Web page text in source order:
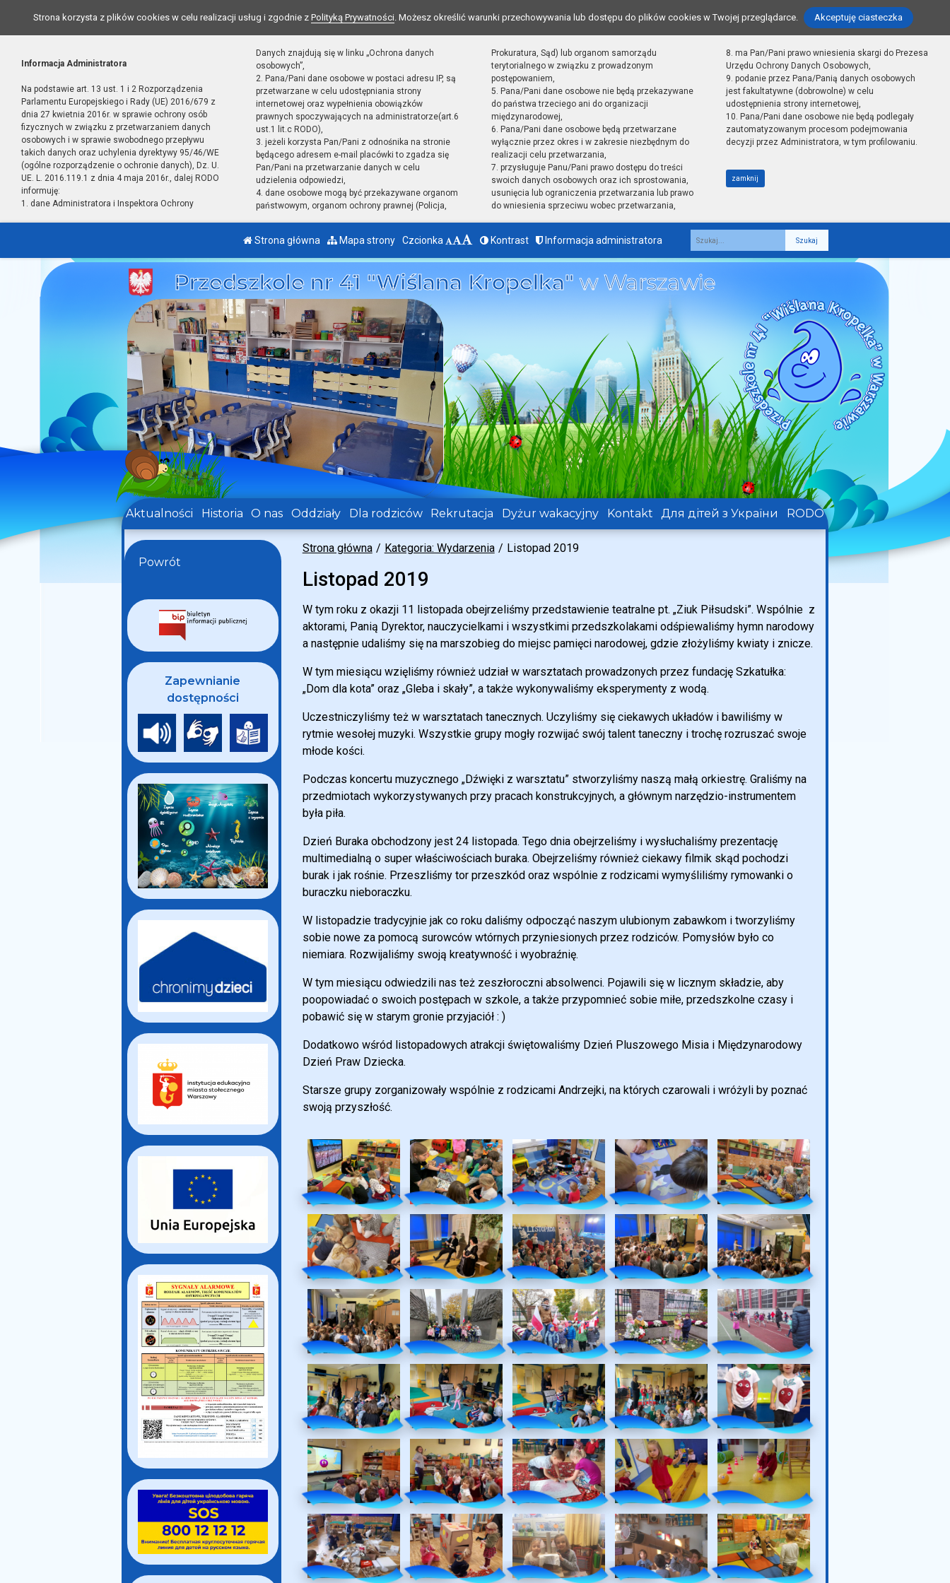
Strona korzysta z plików cookies w celu realizacji usług i zgodnie z Polityką Prywatności. Możesz określić warunki przechowywania lub dostępu do plików cookies w Twojej przeglądarce. Akceptuję ciasteczka
Informacja Administratora
Na podstawie art. 13 ust. 1 i 2 Rozporządzenia
Parlamentu Europejskiego i Rady (UE) 2016/679 z
dnia 27 kwietnia 2016r. w sprawie ochrony osób
fizycznych w związku z przetwarzaniem danych
osobowych i w sprawie swobodnego przepływu
takich danych oraz uchylenia dyrektywy 95/46/WE
(ogólne rozporządzenie o ochronie danych), Dz. U.
UE. L. 2016.119.1 z dnia 4 maja 2016r., dalej RODO
informuję:
1. dane Administratora i Inspektora Ochrony
Danych znajdują się w linku „Ochrona danych
osobowych”,
2. Pana/Pani dane osobowe w postaci adresu IP, są
przetwarzane w celu udostępniania strony
internetowej oraz wypełnienia obowiązków
prawnych spoczywających na administratorze(art.6
ust.1 lit.c RODO),
3. jeżeli korzysta Pan/Pani z odnośnika na stronie
będącego adresem e-mail placówki to zgadza się
Pan/Pani na przetwarzanie danych w celu
udzielenia odpowiedzi,
4. dane osobowe mogą być przekazywane organom
państwowym, organom ochrony prawnej (Policja,
Prokuratura, Sąd) lub organom samorządu
terytorialnego w związku z prowadzonym
postępowaniem,
5. Pana/Pani dane osobowe nie będą przekazywane
do państwa trzeciego ani do organizacji
międzynarodowej,
6. Pana/Pani dane osobowe będą przetwarzane
wyłącznie przez okres i w zakresie niezbędnym do
realizacji celu przetwarzania,
7. przysługuje Panu/Pani prawo dostępu do treści
swoich danych osobowych oraz ich sprostowania,
usunięcia lub ograniczenia przetwarzania lub prawo
do wniesienia sprzeciwu wobec przetwarzania,
8. ma Pan/Pani prawo wniesienia skargi do Prezesa
Urzędu Ochrony Danych Osobowych,
9. podanie przez Pana/Panią danych osobowych
jest fakultatywne (dobrowolne) w celu
udostępnienia strony internetowej,
10. Pana/Pani dane osobowe nie będą podlegały
zautomatyzowanym procesom podejmowania
decyzji przez Administratora, w tym profilowaniu.
zamknij
Strona główna Mapa strony Czcionka Kontrast Informacja administratora
Fraza
Przedszkole nr 41 "Wiślana Kropelka"w Warszawie
Aktualności Historia O nas Oddziały Dla rodziców Rekrutacja Dyżur wakacyjny Kontakt Для дітей з України RODO
Strona główna Kategoria: Wydarzenia Listopad 2019
Listopad 2019
W tym roku z okazji 11 listopada obejrzeliśmy przedstawienie teatralne pt. „Ziuk Piłsudski”. Wspólnie z
aktorami, Panią Dyrektor, nauczycielkami i wszystkimi przedszkolakami odśpiewaliśmy hymn narodowy
a następnie udaliśmy się na marszobieg do miejsc pamięci narodowej, gdzie złożyliśmy kwiaty i znicze.
W tym miesiącu wzięliśmy również udział w warsztatach prowadzonych przez fundację Szkatułka:
„Dom dla kota” oraz „Gleba i skały”, a także wykonywaliśmy eksperymenty z wodą.
Uczestniczyliśmy też w warsztatach tanecznych. Uczyliśmy się ciekawych układów i bawiliśmy w
rytmie wesołej muzyki. Wszystkie grupy mogły rozwijać swój talent taneczny i trochę rozruszać swoje
młode kości.
Podczas koncertu muzycznego „Dźwięki z warsztatu” stworzyliśmy naszą małą orkiestrę. Graliśmy na
przedmiotach wykorzystywanych przy pracach konstrukcyjnych, a głównym narzędzio-instrumentem
była piła.
Dzień Buraka obchodzony jest 24 listopada. Tego dnia obejrzeliśmy i wysłuchaliśmy prezentację
multimedialną o super właściwościach buraka. Obejrzeliśmy również ciekawy filmik skąd pochodzi
burak i jak rośnie. Przeszliśmy tor przeszkód oraz wspólnie z rodzicami wymyśliliśmy rymowanki o
buraczku nieboraczku.
W listopadzie tradycyjnie jak co roku daliśmy odpocząć naszym ulubionym zabawkom i tworzyliśmy
sobie nowe za pomocą surowców wtórnych przyniesionych przez rodziców. Pomysłów było co
niemiara. Rozwijaliśmy swoją kreatywność i wyobraźnię.
W tym miesiącu odwiedzili nas też zeszłoroczni absolwenci. Pojawili się w licznym składzie, aby
poopowiadać o swoich postępach w szkole, a także przypomnieć sobie miłe, przedszkolne czasy i
pobawić się w starym gronie przyjaciół : )
Dodatkowo wśród listopadowych atrakcji świętowaliśmy Dzień Pluszowego Misia i Międzynarodowy
Dzień Praw Dziecka.
Starsze grupy zorganizowały wspólnie z rodzicami Andrzejki, na których czarowali i wróżyli by poznać
swoją przyszłość.
Powrót
Zapewnianie
dostępności